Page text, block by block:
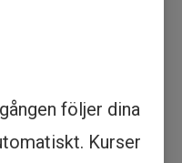
kr
följer dina
Kurser